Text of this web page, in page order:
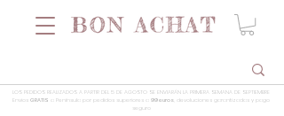
LOS PEDIDOS REALIZADOS A PARTIR DEL 5 DE AGOSTO SE ENVIARÁN LA PRIMERA SEMANA DE SEPTIEMBRE
Envios GRATIS a Península por pedidos superiores a 99 euros , devoluciones garantizadas y pago
seguro